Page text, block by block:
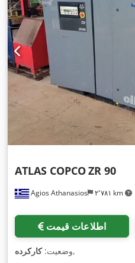
Agios Athanasios ۲٬۷۸۱ km
ATLAS COPCOZR 90
اطلاعات قیمت
وضعیت:کارکرده ,